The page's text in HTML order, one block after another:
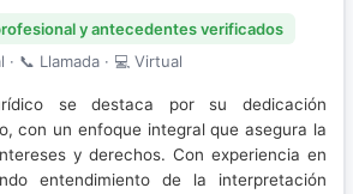
y antecedentes verificados
· 📞 Llamada · 💻 Virtual
se destaca por su dedicación
con un enfoque integral que asegura la
y derechos. Con experiencia en
entendimiento de la interpretación